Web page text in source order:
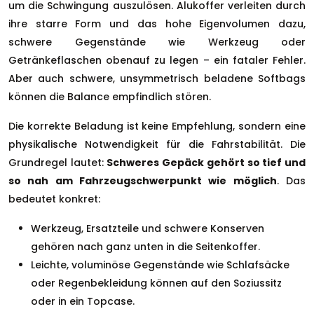
um die Schwingung auszulösen. Alukoffer verleiten durch
ihre starre Form und das hohe Eigenvolumen dazu,
schwere Gegenstände wie Werkzeug oder
Getränkeflaschen obenauf zu legen – ein fataler Fehler.
Aber auch schwere, unsymmetrisch beladene Softbags
können die Balance empfindlich stören.
Die korrekte Beladung ist keine Empfehlung, sondern eine
physikalische Notwendigkeit für die Fahrstabilität. Die
Grundregel lautet: Schweres Gepäck gehört so tief und
so nah am Fahrzeugschwerpunkt wie möglich. Das
bedeutet konkret:
Werkzeug, Ersatzteile und schwere Konserven
gehören nach ganz unten in die Seitenkoffer.
Leichte, voluminöse Gegenstände wie Schlafsäcke
oder Regenbekleidung können auf den Soziussitz
oder in ein Topcase.